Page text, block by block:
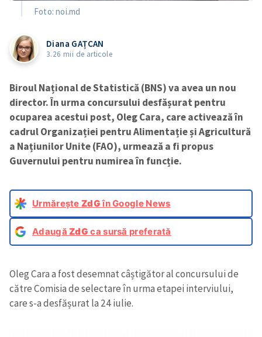
Foto: noi.md
Diana GAȚCAN
3.26 mii de articole
Biroul Național de Statistică (BNS) va avea un nou
director. În urma concursului desfășurat pentru
ocuparea acestui post, Oleg Cara, care activează în
cadrul Organizației pentru Alimentație și Agricultură
a Națiunilor Unite (FAO), urmează a fi propus
Guvernului pentru numirea în funcție.
Urmărește ZdGîn Google News
AdaugăZdG ca sursă preferată
Oleg Cara a fost desemnat câștigător al concursului de
către Comisia de selectare în urma etapei interviului,
care s-a desfășurat la 24 iulie.